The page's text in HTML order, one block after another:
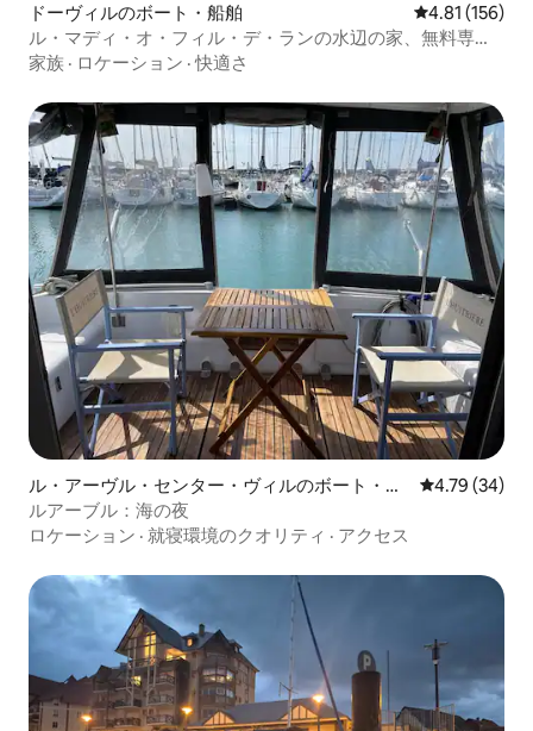
ドーヴィルのボート・船舶 レビュー156
4.81 (156)
ル・マディ・オ・フィル・デ・ランの水辺の家、無料専用
駐車場付き
家族 · ロケーション ·快適さ
ル・アーヴル・センター・ヴィルのボート・船
舶
レビュー34
4.79 (34)
ルアーブル：海の夜
ロケーション · 就寝環境のクオリティ · アクセス